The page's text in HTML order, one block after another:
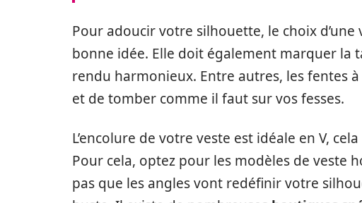
Pour adoucir votre silhouette, le choix d’une
bonne idée. Elle doit également marquer la
rendu harmonieux. Entre autres, les fentes
et de tomber comme il faut sur vos fesses.
L’encolure de votre veste est idéale en V,
Pour cela, optez pour les modèles de veste
pas que les angles vont redéfinir votre